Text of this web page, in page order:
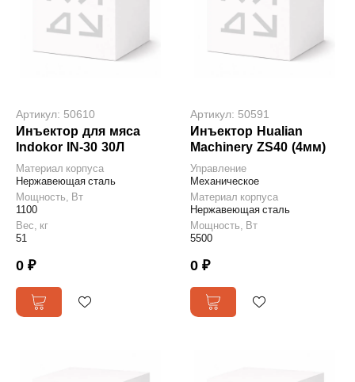
Артикул: 50610
Инъектор для мяса
Indokor IN-30 30Л
Материал корпуса
Нержавеющая сталь
Мощность, Вт
1100
Вес, кг
51
0 ₽
Артикул: 50591
Инъектор Hualian
Machinery ZS40 (4мм)
Управление
Механическое
Материал корпуса
Нержавеющая сталь
Мощность, Вт
5500
0 ₽